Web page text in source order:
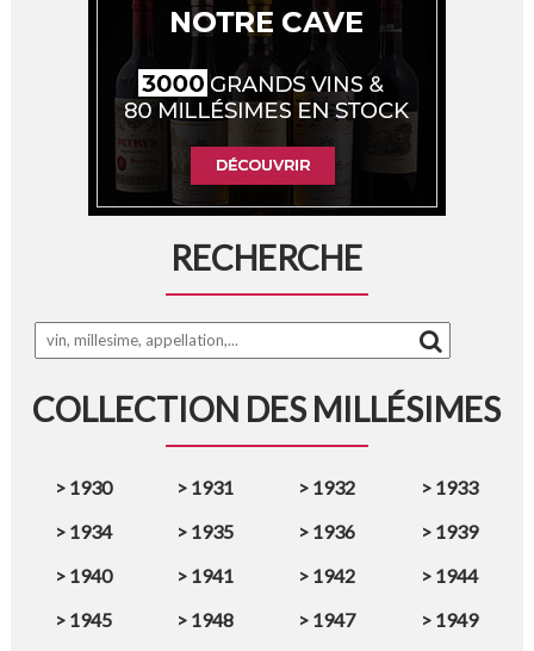
RECHERCHE
COLLECTION DES MILLÉSIMES
> 1930 > 1931 > 1932 > 1933
> 1934 > 1935 > 1936 > 1939
> 1940 > 1941 > 1942 > 1944
> 1945 > 1948 > 1947 > 1949